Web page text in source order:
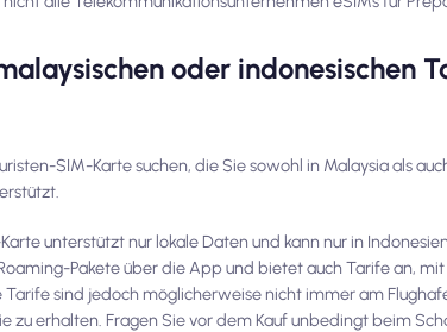
oder indonesischen
SIM-Karte suchen, die Sie sowohl in Malaysia als
unterstützt nur lokale Daten und kann nur in
Pakete über die App und bietet auch Tarife an,
Tarife sind jedoch möglicherweise nicht immer am
zu erhalten. Fragen Sie vor dem Kauf unbedingt beim